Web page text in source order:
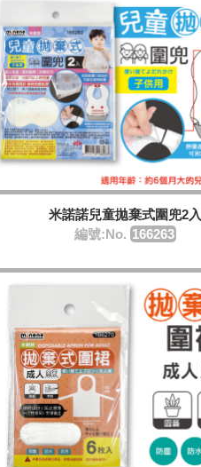
米諾諾兒童拋棄式圍兜2入
編號:No. 166263